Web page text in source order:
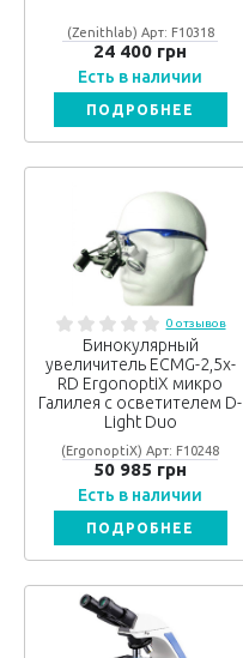
(Zenithlab) Арт: F10318
24 400 грн
Есть в наличии
ПОДРОБНЕЕ
0 отзывов
Бинокулярный
увеличитель ECMG-2,5x-
RD ErgonoptiX микро
Галилея с осветителем D-
Light Duo
(ErgonoptiX) Арт: F10248
50 985 грн
Есть в наличии
ПОДРОБНЕЕ